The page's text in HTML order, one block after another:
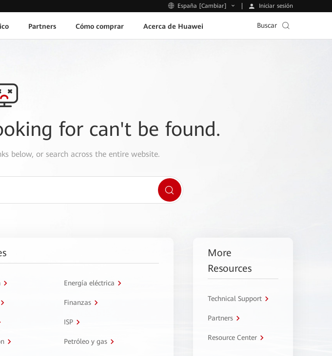
España [Cambiar] Iniciar sesión
Partners Cómo comprar Acerca de Huawei Buscar
for can't be found.
below, or search across the entire website.
Energía eléctrica
Finanzas
ISP
Petróleo y gas
More
Resources
Technical Support
Partners
Resource Center